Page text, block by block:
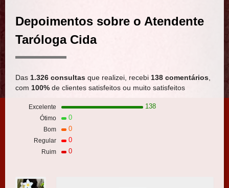
Depoimentos sobre o Atendente
Taróloga Cida
Das 1.326 consultas que realizei, recebi 138 comentários
com 100% de clientes satisfeitos ou muito satisfeitos
Excelente 138
Ótimo 0
Bom 0
Regular 0
Ruim 0